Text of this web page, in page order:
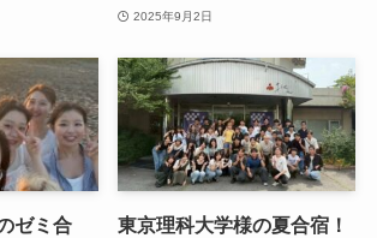
2025年9月2日
ゼミ合
東京理科大学様の夏合宿！